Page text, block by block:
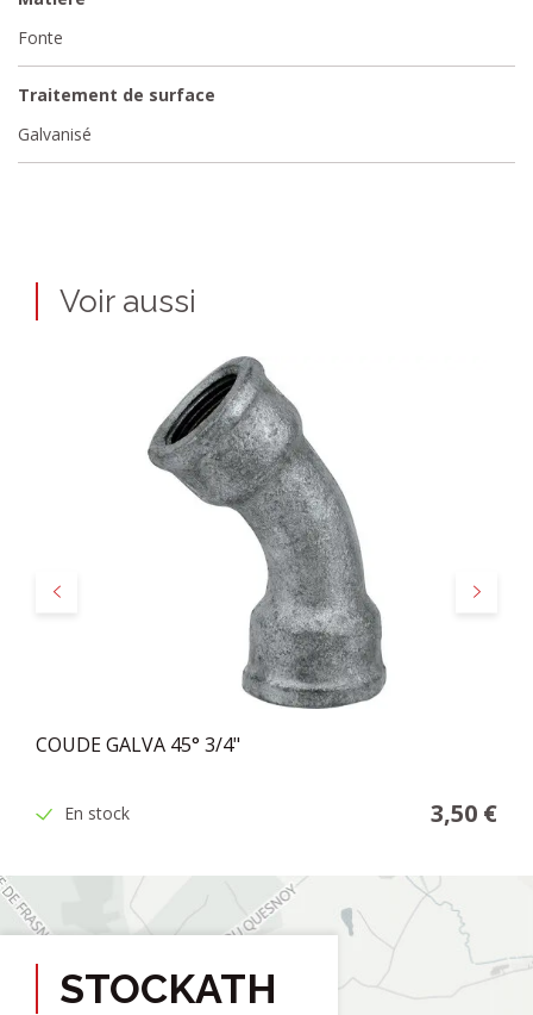
Fonte
Traitement de surface
Galvanisé
Voir aussi
Précédent Suivant
COUDE GALVA 45° 3/4"
En stock 3,50 €
STOCKATH